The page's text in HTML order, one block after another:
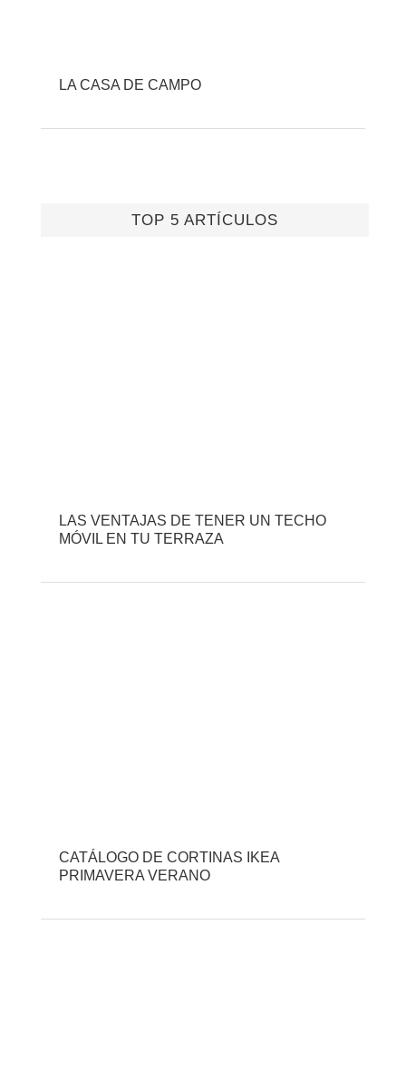
LA CASA DE CAMPO
TOP 5 ARTÍCULOS
LAS VENTAJAS DE TENER UN TECHO
MÓVIL EN TU TERRAZA
CATÁLOGO DE CORTINAS IKEA
PRIMAVERA VERANO